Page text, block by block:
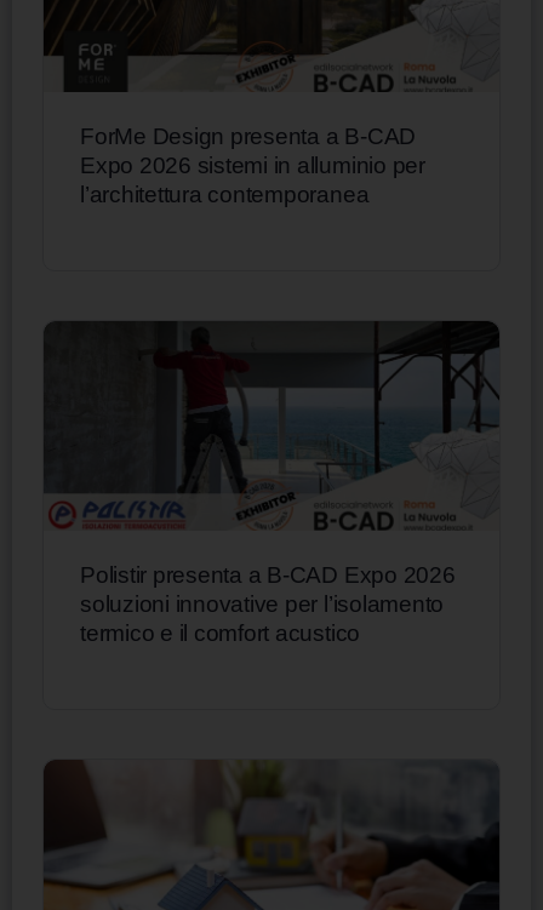
ForMe Design presenta a B-CAD
Expo 2026 sistemi in alluminio per
l’architettura contemporanea
Polistir presenta a B-CAD Expo 2026
soluzioni innovative per l’isolamento
termico e il comfort acustico